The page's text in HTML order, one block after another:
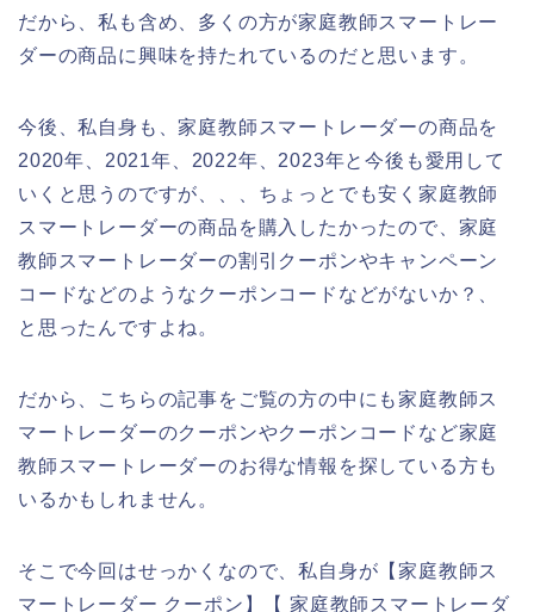
だから、私も含め、多くの方が家庭教師スマートレー
ダーの商品に興味を持たれているのだと思います。
今後、私自身も、家庭教師スマートレーダーの商品を
2020年、2021年、2022年、2023年と今後も愛用して
いくと思うのですが、、、ちょっとでも安く家庭教師
スマートレーダーの商品を購入したかったので、家庭
教師スマートレーダーの割引クーポンやキャンペーン
コードなどのようなクーポンコードなどがないか？、
と思ったんですよね。
だから、こちらの記事をご覧の方の中にも家庭教師ス
マートレーダーのクーポンやクーポンコードなど家庭
教師スマートレーダーのお得な情報を探している方も
いるかもしれません。
そこで今回はせっかくなので、私自身が【家庭教師ス
マートレーダー クーポン】【 家庭教師スマートレーダ